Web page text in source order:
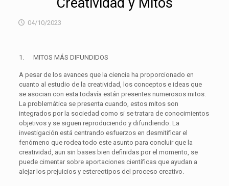
04/10/2023
1. MITOS MÁS DIFUNDIDOS
A pesar de los avances que la ciencia ha proporcionado en
cuanto al estudio de la creatividad, los conceptos e ideas que
se asocian con esta todavía están presentes numerosos mitos.
La problemática se presenta cuando, estos mitosson
integrados por la sociedad como si se tratara de conocimientos
objetivos y se siguen reproduciendo y difundiendo. La
investigación está centrando esfuerzos en desmitificar el
fenómeno que rodea todo este asunto para concluir que la
creatividad, aun sin bases bien definidas por el momento, se
puede cimentar sobre aportaciones científicas que ayudan a
alejar los prejuicios y estereotipos del proceso creativo.